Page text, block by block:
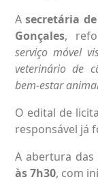
Asecretária
Gonçales,
serviço móvel
veterinário de
bem-estar
O edital de
responsável já
A abertura
às 7h30, com